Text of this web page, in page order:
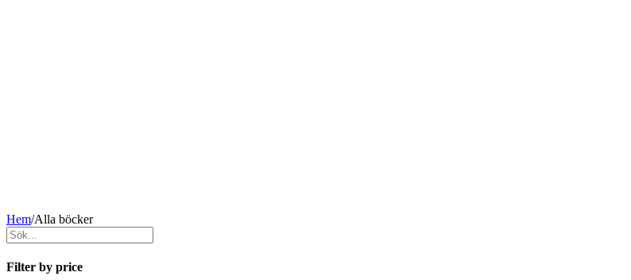
Hem/Alla böcker
Filter by price